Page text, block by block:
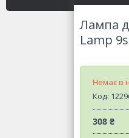
Лампа
Lamp
Немає в
Код:
308 ₴